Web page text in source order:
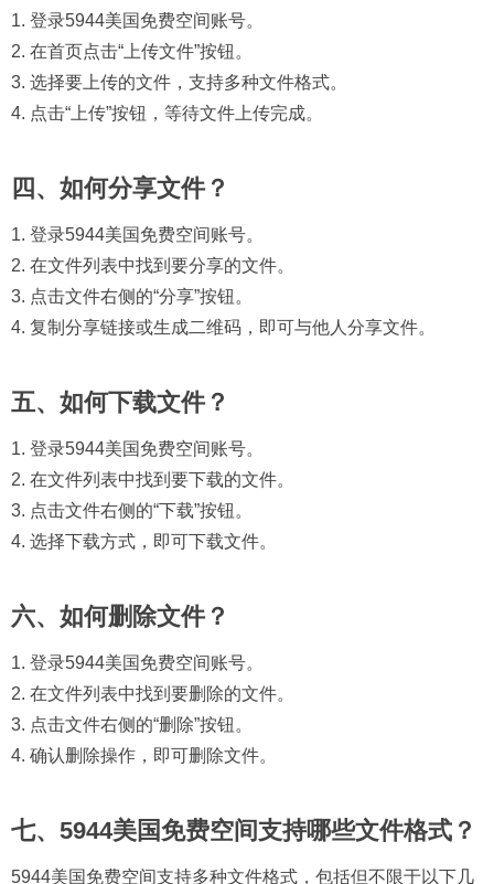
1. 登录5944美国免费空间账号。
2. 在首页点击“上传文件”按钮。
3. 选择要上传的文件，支持多种文件格式。
4. 点击“上传”按钮，等待文件上传完成。
四、如何分享文件？
1. 登录5944美国免费空间账号。
2. 在文件列表中找到要分享的文件。
3. 点击文件右侧的“分享”按钮。
4. 复制分享链接或生成二维码，即可与他人分享文件。
五、如何下载文件？
1. 登录5944美国免费空间账号。
2. 在文件列表中找到要下载的文件。
3. 点击文件右侧的“下载”按钮。
4. 选择下载方式，即可下载文件。
六、如何删除文件？
1. 登录5944美国免费空间账号。
2. 在文件列表中找到要删除的文件。
3. 点击文件右侧的“删除”按钮。
4. 确认删除操作，即可删除文件。
七、5944美国免费空间支持哪些文件格式？
5944美国免费空间支持多种文件格式，包括但不限于以下几